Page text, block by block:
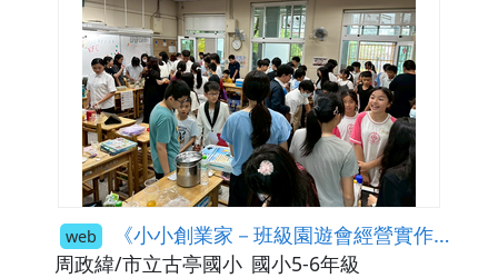
web 《小小創業家－班級園遊會經營實作課程》
周政緯/市立古亭國小 國小5-6年級